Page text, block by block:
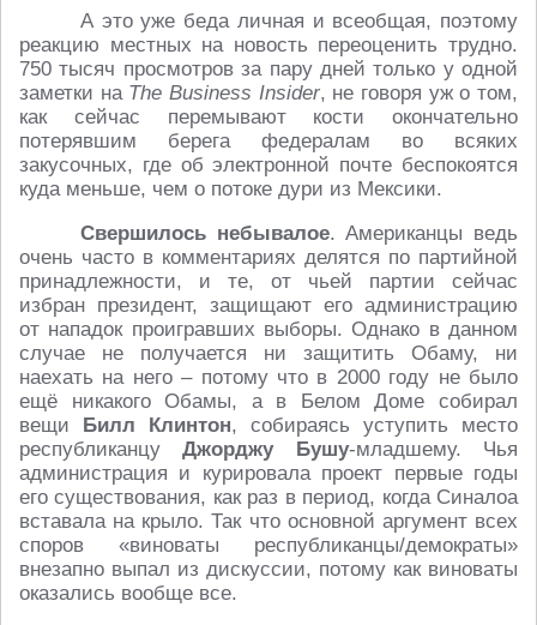
А это уже беда личная и всеобщая, поэтому
реакцию местных на новость переоценить трудно.
750 тысяч просмотров за пару дней только у одной
заметки на The Business Insider, не говоря уж о том,
как сейчас перемывают кости окончательно
потерявшим берега федералам во всяких
закусочных, где об электронной почте беспокоятся
куда меньше, чем о потоке дури из Мексики.
Свершилось небывалое. Американцы ведь
очень часто в комментариях делятся по партийной
принадлежности, и те, от чьей партии сейчас
избран президент, защищают его администрацию
от нападок проигравших выборы. Однако в данном
случае не получается ни защитить Обаму, ни
наехать на него – потому что в 2000 году не было
ещё никакого Обамы, а в Белом Доме собирал
вещи Билл Клинтон, собираясь уступить место
республиканцуДжорджу Бушу-младшему. Чья
администрация и курировала проект первые годы
его существования, как раз в период, когда Синалоа
вставала на крыло. Так что основной аргумент всех
споров «виноваты республиканцы/демократы»
внезапно выпал из дискуссии, потому как виноваты
оказались вообще все.